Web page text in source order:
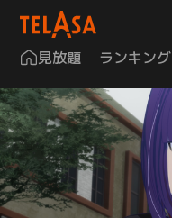
見放題 ランキング